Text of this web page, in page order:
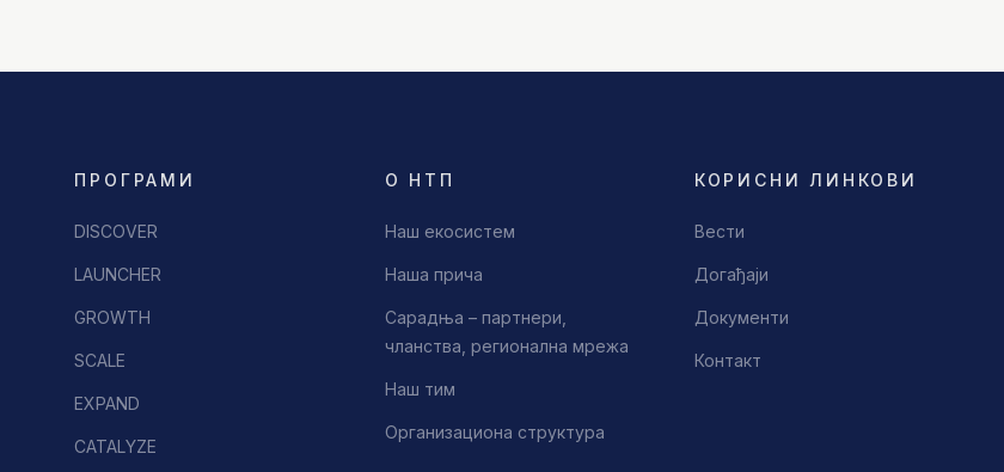
ПРОГРАМИ
DISCOVER
LAUNCHER
GROWTH
SCALE
EXPAND
CATALYZE
О НТП
Наш екосистем
Наша прича
Сарадња – партнери,
чланства, регионална мрежа
Наш тим
Организациона структура
КОРИСНИ ЛИНКОВИ
Вести
Догађаји
Документи
Контакт